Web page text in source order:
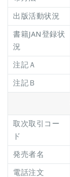
出版活動状況
書籍JAN登録状
況
注記Ａ
注記Ｂ
取次取引コー
ド
発売者名
電話注文